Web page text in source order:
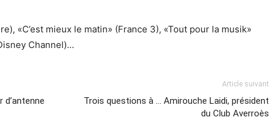
«C’est mieux le matin» (France 3), «Tout pour la musik»
Channel)…
d’antenne
Article suivant
Trois questions à … Amirouche Laidi, président
du Club Averroès